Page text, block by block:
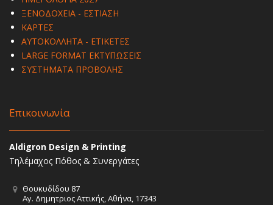
ΞΕΝΟΔΟΧΕΙΑ - ΕΣΤΙΑΣΗ
ΚΑΡΤΕΣ
ΑΥΤΟΚΟΛΛΗΤΑ - ΕΤΙΚΕΤΕΣ
LARGE FORMAT ΕΚΤΥΠΩΣΕΙΣ
ΣΥΣΤΗΜΑΤΑ ΠΡΟΒΟΛΗΣ
Επικοινωνία
Aldigron Design & Printing
Τηλέμαχος Πόθος & Συνεργάτες
Θουκυδίδου 87
Αγ. Δημητριος Αττικής, Αθήνα, 17343